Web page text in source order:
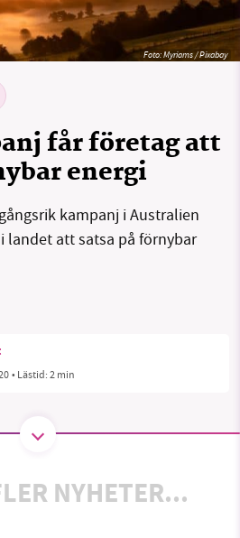
Instagram
får företag att
energi
kampanj i Australien
landet att satsa på förnybar
• Lästid:2 min
Foto:Myriams / Pixabay
NYHETER...
en hållbar framtid. Sedan
vår ideella redaktion drivit
framåt genom
granskningar. Nu vill vi
– och vi hoppas att du
att swisha en slant till